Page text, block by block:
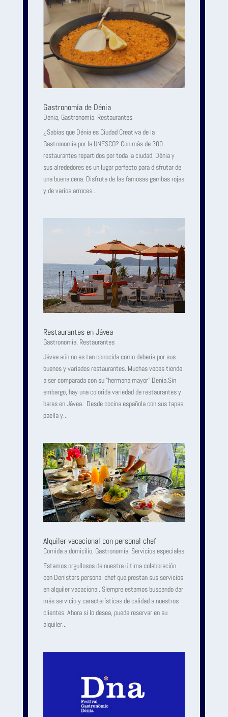
Gastronomía de Dénia
Denia, Gastronomía, Restaurantes
¿Sabías que Dénia es Ciudad Creativa de la
Gastronomía por la UNESCO? Con más de 300
restaurantes repartidos por toda la ciudad, Dénia y
sus alrededores es un lugar perfecto para disfrutar de
una buena cena. Disfruta de las famosas gambas rojas
y de varios arroces...
Restaurantes en Jávea
Gastronomía, Restaurantes
Jávea aún no es tan conocida como debería por sus
buenos y variados restaurantes. Muchas veces tiende
a ser comparada con su "hermana mayor" Denia.Sin
embargo, hay una colorida variedad de restaurantes y
bares en Jávea. Desde cocina española con sus tapas,
paella y...
Alquiler vacacional con personal chef
Comida a domicilio, Gastronomía, Servicios especiales
Estamos orgullosos de nuestra última colaboración
con Denistars personal chef que prestan sus servicios
en alquiler vacacional. Siempre estamos buscando dar
más servicio y características de calidad a nuestros
clientes. Ahora si lo desea, puede reservar en su
alquiler...